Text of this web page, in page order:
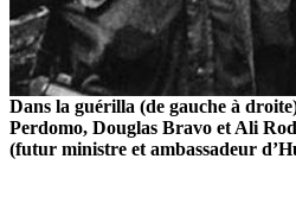
Dans la guérilla (de gauche à
Perdomo, Douglas Bravo et Ali
(futur ministre et ambassadeur